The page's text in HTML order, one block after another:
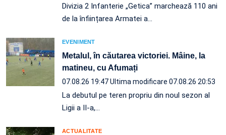
Divizia 2 Infanterie „Getica” marchează 110 ani
de la înființarea Armatei a…
EVENIMENT
Metalul, în căutarea victoriei. Mâine, la
matineu, cu Afumați
07.08.26 19:47Ultima modificare 07.08.26 20:53
La debutul pe teren propriu din noul sezon al
Ligii a II-a,…
ACTUALITATE